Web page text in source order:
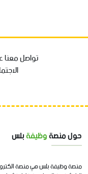
تواصل معنا
حول منصةوظيفةبلس
منصة وظيفة بلس هي منصة